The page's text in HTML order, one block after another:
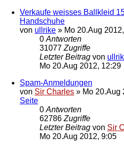
Verkaufe weisses Ballkleid
Handschuhe
von ullrike » Mo 20.Aug
0 Antworten
31077 Zugriffe
Letzter Beitrag von
Mo 20.Aug 2012, 12:29
Spam-Anmeldungen
von Sir Charles » Mo 20.Aug
Seite
0 Antworten
62786 Zugriffe
Letzter Beitrag von Sir
Mo 20.Aug 2012, 9:05